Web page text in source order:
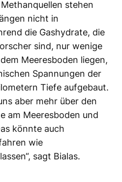
stehen
nicht in
die Gashydrate, die
sind, nur wenige
Meeresboden liegen,
Spannungen der
Tiefe aufgebaut.
aber mehr über den
am Meeresboden und
könnte auch
wie
sagt Bialas.